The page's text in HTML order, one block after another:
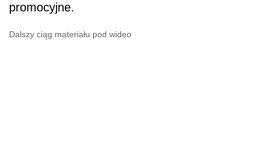
promocyjne.
Dalszy ciąg materiału pod wideo